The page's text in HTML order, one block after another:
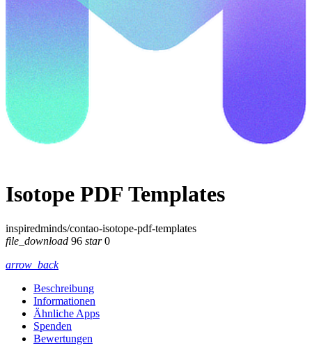
Isotope PDF Templates
inspiredminds/contao-isotope-pdf-templates
file_download 96 star0
arrow_back
Beschreibung
Informationen
Ähnliche Apps
Spenden
Bewertungen